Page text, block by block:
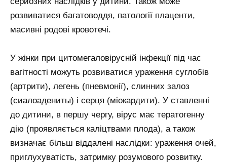
розвиватися багатоводдя, патології плаценти,
масивні родові кровотечі.
У жінки при цитомегаловірусній інфекції під час
вагітності можуть розвиватися ураження суглобів
(артрити), легень (пневмонії), слинних залоз
(сиалоадениты) і серця (міокардити). У ставленні
до дитини, в першу чергу, вірус має тератогенну
дію (проявляється каліцтвами плода), а також
визначає більш віддалені наслідки: ураження очей,
приглухуватість, затримку розумового розвитку.